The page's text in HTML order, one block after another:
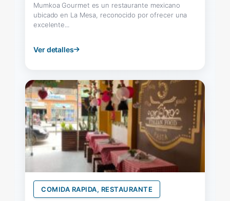
Mumkoa Gourmet es un restaurante mexicano
ubicado en La Mesa, reconocido por ofrecer una
excelente...
Ver detalles
COMIDA RAPIDA, RESTAURANTE